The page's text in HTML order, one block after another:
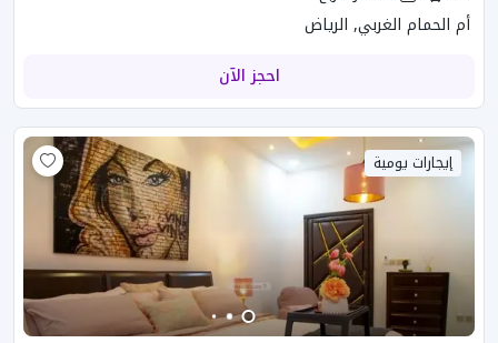
أم الحمام الغربي, الرياض
احجز الآن
إيجارات يومية